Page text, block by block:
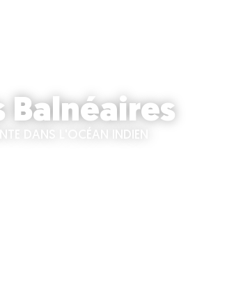
Balnéaires
DANS L'OCÉAN INDIEN